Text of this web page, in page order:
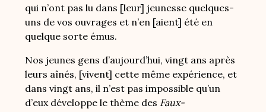
qui n’ont pas lu dans [leur] jeunesse quelques-
uns de vos ouvrages et n’en [aient] été en
quelque sorte émus.
Nos jeunes gens d’aujourd’hui, vingt ans après
leurs aînés, [vivent] cette même expérience, et
dans vingt ans, il n’est pas impossible qu’un
d’eux développe le thème des Faux-